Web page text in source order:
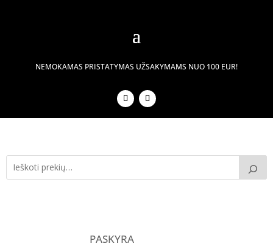
NEMOKAMAS PRISTATYMAS UŽSAKYMAMS NUO 100 EUR!
PASKYRA